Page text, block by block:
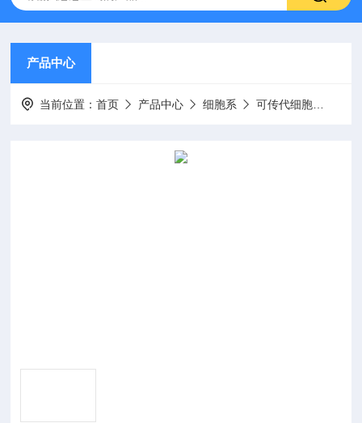
产品中心
当前位置：首页 产品中心 细胞系 可传代细胞